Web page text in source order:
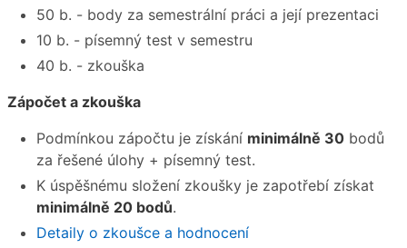
50 b. - body za semestrální práci a její prezentaci
10 b. - písemný test v semestru
40 b. - zkouška
Zápočet a zkouška
Podmínkou zápočtu je získání minimálně 30 bodů
za řešené úlohy + písemný test.
K úspěšnému složení zkoušky je zapotřebí získat
minimálně 20 bodů.
Detaily o zkoušce a hodnocení